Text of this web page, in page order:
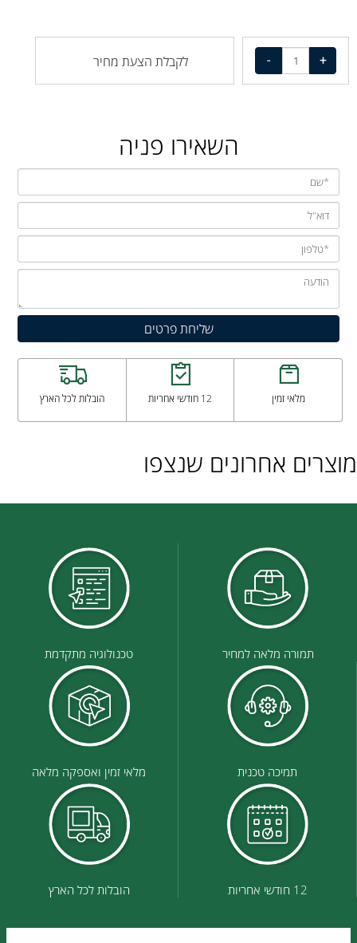
לקבלת הצעת מחיר
השאירו פניה
מלאי זמין 12 חודשי אחריות הובלות לכל הארץ
מוצרים אחרונים שנצפו
תמורה מלאה למחיר טכנולוגיה מתקדמת
תמיכה טכנית מלאי זמין ואספקה מלאה
12 חודשי אחריות הובלות לכל הארץ